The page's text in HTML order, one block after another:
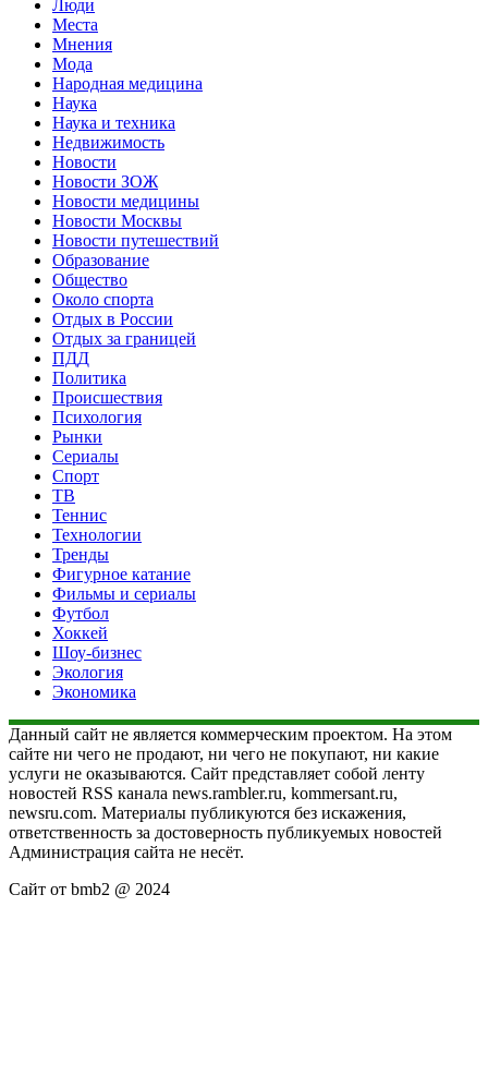
Люди
Места
Мнения
Мода
Народная медицина
Наука
Наука и техника
Недвижимость
Новости
Новости ЗОЖ
Новости медицины
Новости Москвы
Новости путешествий
Образование
Общество
Около спорта
Отдых в России
Отдых за границей
ПДД
Политика
Происшествия
Психология
Рынки
Сериалы
Спорт
ТВ
Теннис
Технологии
Тренды
Фигурное катание
Фильмы и сериалы
Футбол
Хоккей
Шоу-бизнес
Экология
Экономика
Данный сайт не является коммерческим проектом. На этом
сайте ни чего не продают, ни чего не покупают, ни какие
услуги не оказываются. Сайт представляет собой ленту
новостей RSS канала news.rambler.ru, kommersant.ru,
newsru.com. Материалы публикуются без искажения,
ответственность за достоверность публикуемых новостей
Администрация сайта не несёт.
Сайт от bmb2 @ 2024